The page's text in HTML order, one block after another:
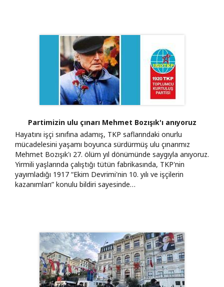
Partimizin ulu çınarı Mehmet Bozışık'ı anıyoruz
Hayatını işçi sınıfına adamış, TKP saflarındaki onurlu
mücadelesini yaşamı boyunca sürdürmüş ulu çınarımız
Mehmet Bozışık'ı 27. ölüm yıl dönümünde saygıyla anıyoruz.
Yirmili yaşlarında çalıştığı tütün fabrikasında, TKP'nin
yayımladığı 1917 “Ekim Devrimi'nin 10. yılı ve işçilerin
kazanımları” konulu bildiri sayesinde…